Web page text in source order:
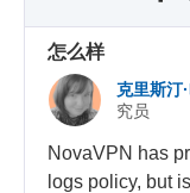
怎么样
克里斯汀
究员
NovaVPN has
logs policy, but